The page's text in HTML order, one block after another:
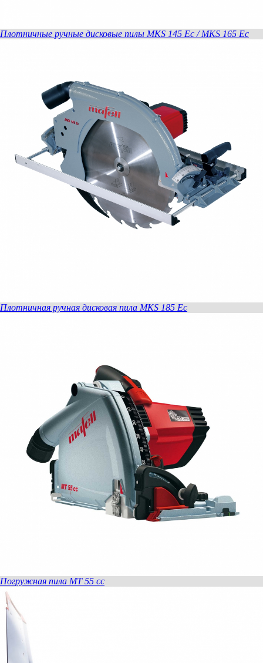
Плотничные ручные дисковые пилы MKS 145 Ec / MKS 165 Ec
Плотничная ручная дисковая пила MKS 185 Ec
Погружная пила MT 55 cc